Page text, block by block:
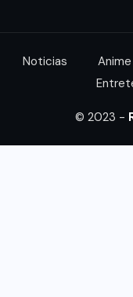
Noticias Anime
© 2023 -